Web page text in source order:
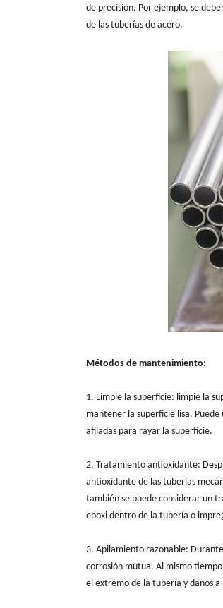
de precisión. Por ejemplo, se
de las tuberías de acero.
Métodos de mantenimiento:
1. Limpie la superficie: limpie la
mantener la superficie lisa.
afiladas para rayar la superficie.
2. Tratamiento antioxidante:
antioxidante de las tuberías
también se puede considerar un
epoxi dentro de la tubería o
3. Apilamiento razonable:
corrosión mutua. Al mismo
el extremo de la tubería y daños